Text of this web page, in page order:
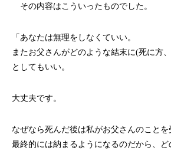
その内容はこういったものでした。
「あなたは無理をしなくていい。
またお父さんがどのような結末に(死に方
としてもいい。
大丈夫です。
なぜなら死んだ後は私がお父さんのことを
最終的には納まるようになるのだから、